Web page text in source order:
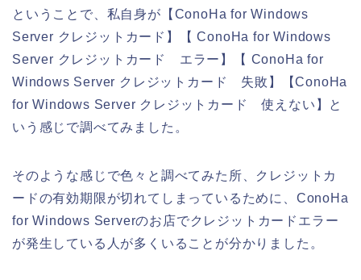
ということで、私自身が【ConoHa for Windows
Server クレジットカード】【 ConoHa for Windows
Server クレジットカード エラー】【 ConoHa for
Windows Server クレジットカード 失敗】【ConoHa
for Windows Server クレジットカード 使えない】と
いう感じで調べてみました。
そのような感じで色々と調べてみた所、クレジットカ
ードの有効期限が切れてしまっているために、ConoHa
for Windows Serverのお店でクレジットカードエラー
が発生している人が多くいることが分かりました。